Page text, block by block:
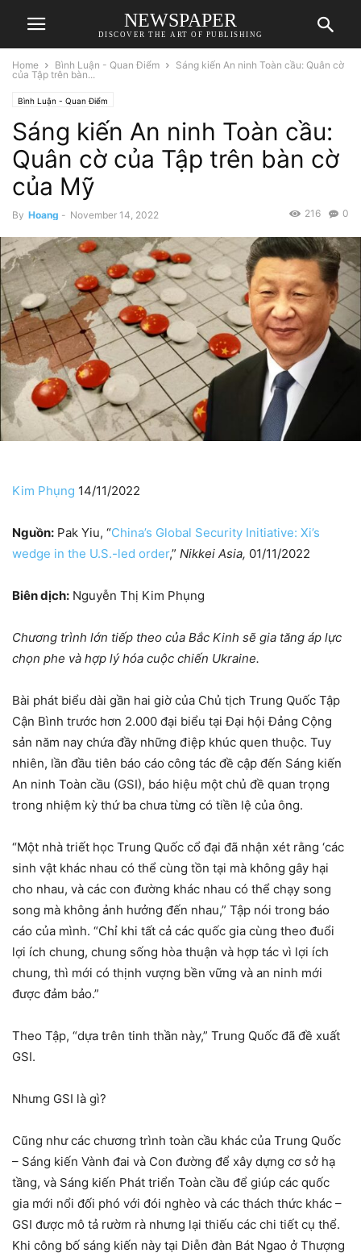
NEWSPAPER
DISCOVER THE ART OF PUBLISHING
Home Bình Luận - Quan Điểm
Sáng kiến An ninh Toàn cầu: Quân cờ
của Tập trên bàn...
Bình Luận - Quan Điểm
Sáng kiến An ninh Toàn cầu:
Quân cờ của Tập trên bàn cờ
của Mỹ
By Hoang - November 14, 2022 0
216
Kim Phụng 14/11/2022
Nguồn: Pak Yiu, “China’s Global Security Initiative: Xi’s
wedge in the U.S.-led order,” Nikkei Asia, 01/11/2022
Biên dịch: Nguyễn Thị Kim Phụng
Chương trình lớn tiếp theo của Bắc Kinh sẽ gia tăng áp lực
chọn phe và hợp lý hóa cuộc chiến Ukraine.
Bài phát biểu dài gần hai giờ của Chủ tịch Trung Quốc Tập
Cận Bình trước hơn 2.000 đại biểu tại Đại hội Đảng Cộng
sản năm nay chứa đầy những điệp khúc quen thuộc. Tuy
nhiên, lần đầu tiên báo cáo công tác đề cập đến Sáng kiến
An ninh Toàn cầu (GSI), báo hiệu một chủ đề quan trọng
trong nhiệm kỳ thứ ba chưa từng có tiền lệ của ông.
“Một nhà triết học Trung Quốc cổ đại đã nhận xét rằng ‘các
sinh vật khác nhau có thể cùng tồn tại mà không gây hại
cho nhau, và các con đường khác nhau có thể chạy song
song mà không ảnh hưởng đến nhau,” Tập nói trong báo
cáo của mình. “Chỉ khi tất cả các quốc gia cùng theo đuổi
lợi ích chung, chung sống hòa thuận và hợp tác vì lợi ích
chung, thì mới có thịnh vượng bền vững và an ninh mới
được đảm bảo.”
Theo Tập, “dựa trên tinh thần này,” Trung Quốc đã đề xuất
GSI.
Nhưng GSI là gì?
Cũng như các chương trình toàn cầu khác của Trung Quốc
– Sáng kiến Vành đai và Con đường để xây dựng cơ sở hạ
tầng, và Sáng kiến Phát triển Toàn cầu để giúp các quốc
gia mới nổi đối phó với đói nghèo và các thách thức khác –
GSI được mô tả rườm rà nhưng lại thiếu các chi tiết cụ thể.
Khi công bố sáng kiến này tại Diễn đàn Bát Ngao ở Thượng